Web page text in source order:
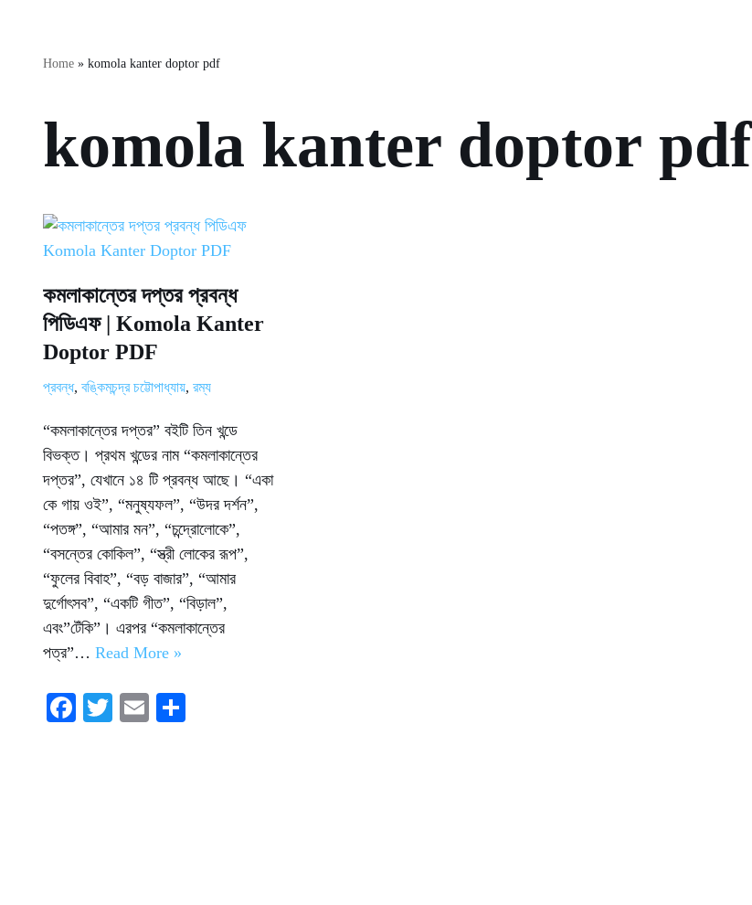
Home » komola kanter doptor pdf
komola kanter doptor pdf
কমলাকান্তের দপ্তর প্রবন্ধ
পিডিএফ | Komola Kanter
Doptor PDF
প্রবন্ধ, বঙ্কিমচন্দ্র চট্টোপাধ্যায়, রম্য
“কমলাকান্তের দপ্তর” বইটি তিন খন্ডে
বিভক্ত। প্রথম খন্ডের নাম “কমলাকান্তের
দপ্তর”, যেখানে ১৪ টি প্রবন্ধ আছে। “একা
কে গায় ওই”, “মনুষ্যফল”, “উদর দর্শন”,
“পতঙ্গ”, “আমার মন”, “চন্দ্রোলোকে”,
“বসন্তের কোকিল”, “স্ত্রী লোকের রূপ”,
“ফুলের বিবাহ”, “বড় বাজার”, “আমার
দুর্গোৎসব”, “একটি গীত”, “বিড়াল”,
এবং”টেঁকি”। এরপর “কমলাকান্তের
পত্র”… Read More »
Fa T
E